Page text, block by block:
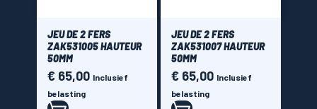
JEU DE 2 FERS
ZAK531005 HAUTEUR
50MM
Prijs
€ 65,00 Inclusief
belasting
JEU DE 2 FERS
ZAK531007 HAUTEUR
50MM
Prijs
€ 65,00 Inclusief
belasting